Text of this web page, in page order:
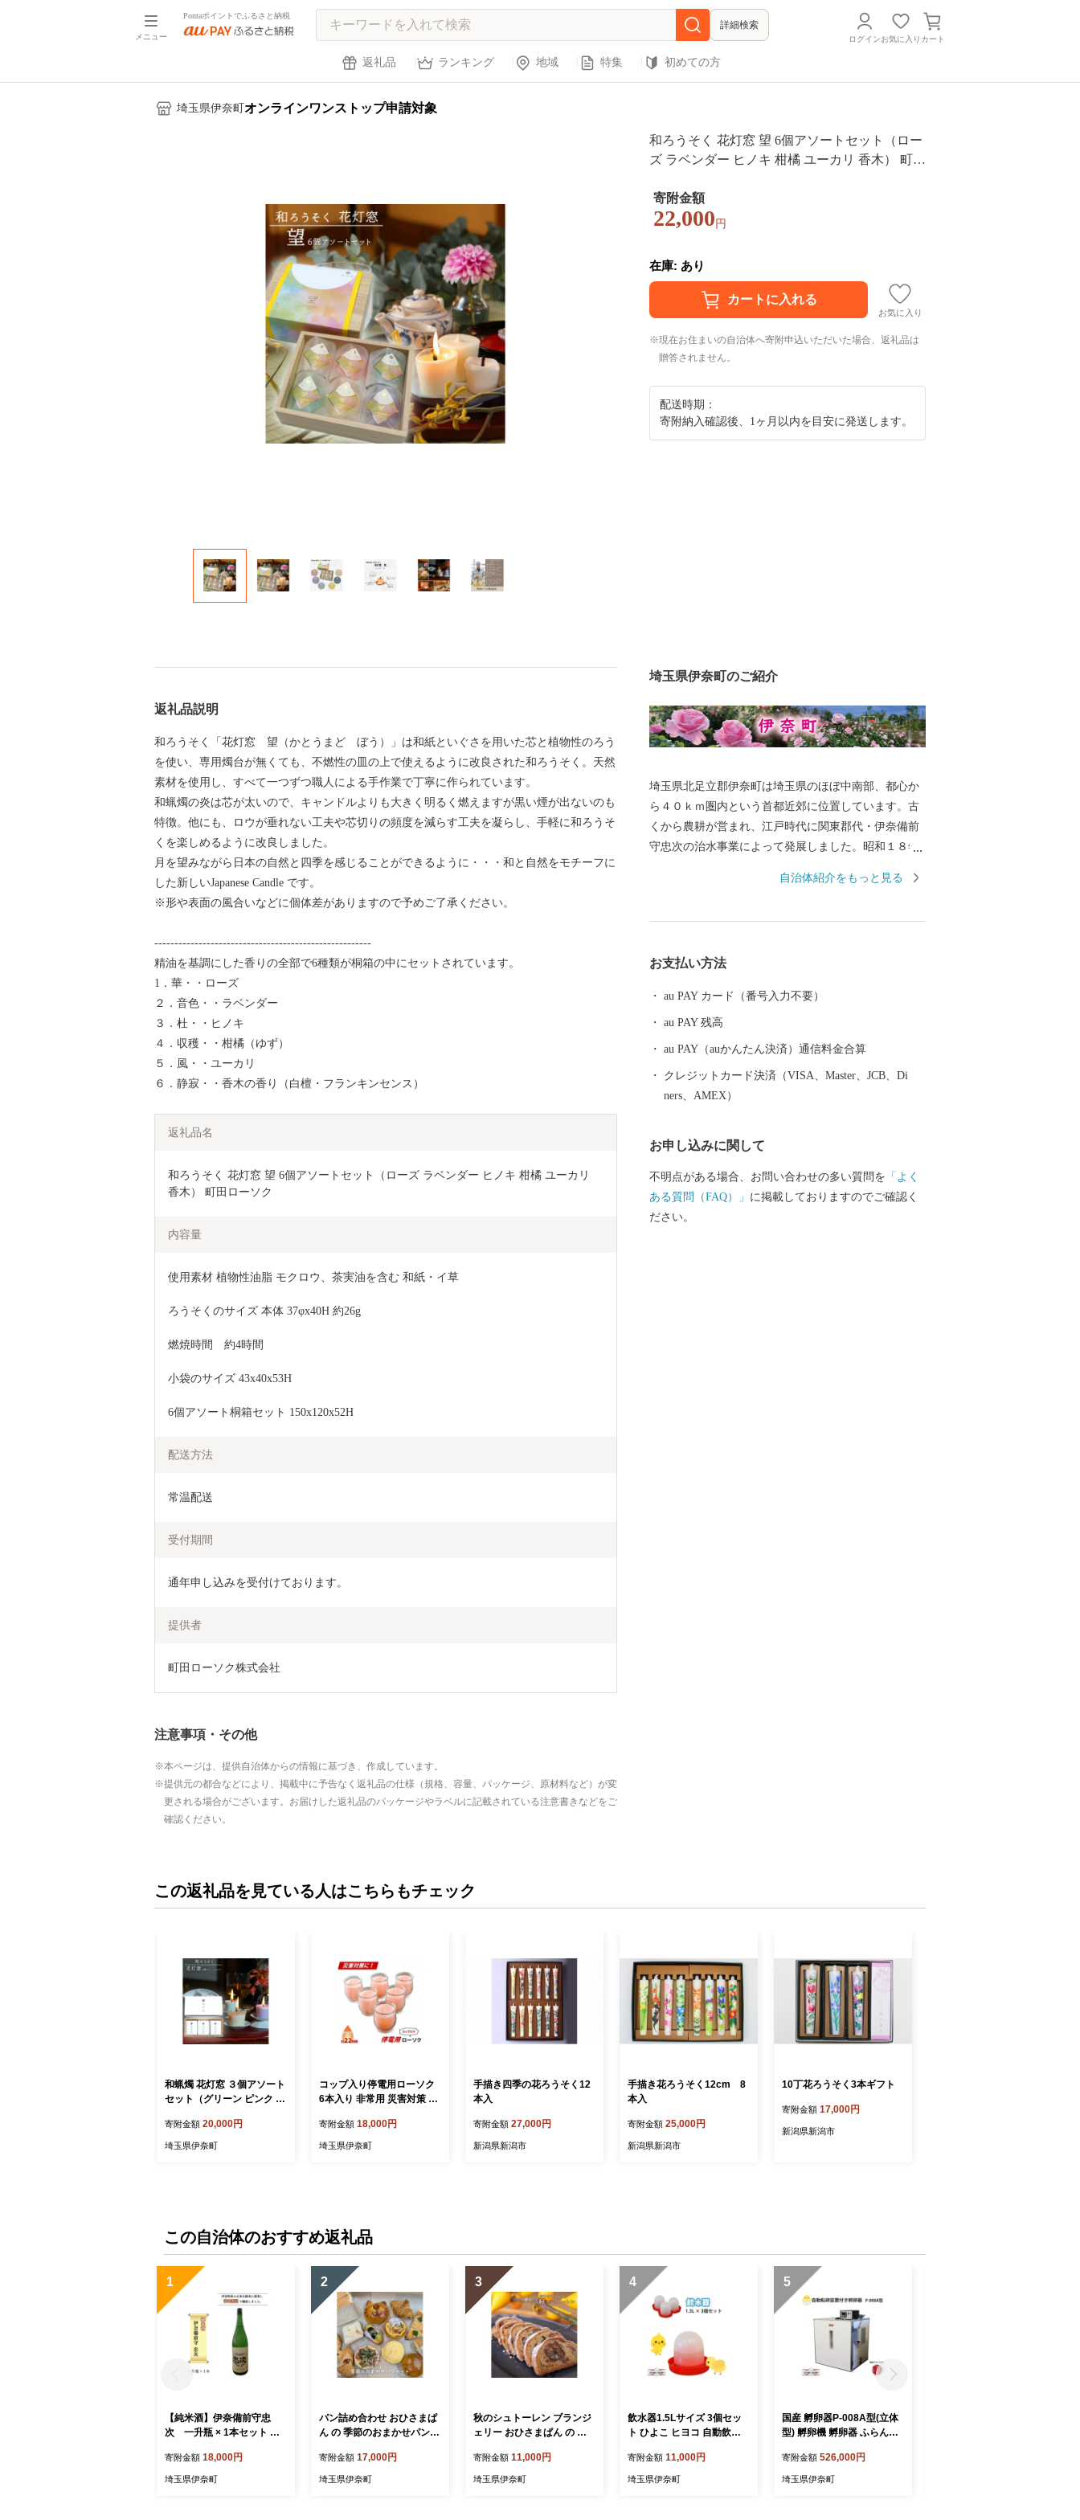
メニュー
Pontaポイントでふるさと納税
詳細検索
ログインお気に入り カート
返礼品 ランキング 地域 特集 初めての方
埼玉県伊奈町 オンラインワンストップ申請対象
和ろうそく 花灯窓 望 6個アソートセット（ロー
ズ ラベンダー ヒノキ 柑橘 ユーカリ 香木） 町田
寄附金額
22,000 円
在庫: あり
お気に入り
現在お住まいの自治体へ寄附申込いただいた場合、返礼品は
贈答されません。
配送時期：
寄附納入確認後、1ヶ月以内を目安に発送します。
返礼品説明
和ろうそく「花灯窓 望（かとうまど ぼう）」は和紙といぐさを用いた芯と植物性のろう
を使い、専用燭台が無くても、不燃性の皿の上で使えるように改良された和ろうそく。天然
素材を使用し、すべて一つずつ職人による手作業で丁寧に作られています。
和蝋燭の炎は芯が太いので、キャンドルよりも大きく明るく燃えますが黒い煙が出ないのも
特徴。他にも、ロウが垂れない工夫や芯切りの頻度を減らす工夫を凝らし、手軽に和ろうそ
くを楽しめるように改良しました。
月を望みながら日本の自然と四季を感じることができるように・・・和と自然をモチーフに
した新しいJapanese Candle です。
※形や表面の風合いなどに個体差がありますので予めご了承ください。
------------------------------------------------------
精油を基調にした香りの全部で6種類が桐箱の中にセットされています。
1．華・・ローズ
２．音色・・ラベンダー
３．杜・・ヒノキ
４．収穫・・柑橘（ゆず）
５．風・・ユーカリ
６．静寂・・香木の香り（白檀・フランキンセンス）
返礼品名
和ろうそく 花灯窓 望 6個アソートセット（ローズ ラベンダー ヒノキ 柑橘 ユーカリ
香木） 町田ローソク
内容量
使用素材 植物性油脂 モクロウ、茶実油を含む 和紙・イ草
ろうそくのサイズ 本体 37φx40H 約26g
燃焼時間　約4時間
小袋のサイズ 43x40x53H
6個アソート桐箱セット 150x120x52H
配送方法
常温配送
受付期間
通年申し込みを受付けております。
提供者
町田ローソク株式会社
注意事項・その他
本ページは、提供自治体からの情報に基づき、作成しています。
提供元の都合などにより、掲載中に予告なく返礼品の仕様（規格、容量、パッケージ、原材料など）が変
更される場合がございます。お届けした返礼品のパッケージやラベルに記載されている注意書きなどをご
確認ください。
埼玉県伊奈町のご紹介
埼玉県北足立郡伊奈町は埼玉県のほぼ中南部、都心か
ら４０ｋｍ圏内という首都近郊に位置しています。古
くから農耕が営まれ、江戸時代に関東郡代・伊奈備前
守忠次の治水事業によって発展しました。昭和１８年
奈村と命名。昭和４５年に伊奈町となり、埼玉新都市
自治体紹介をもっと見る
お支払い方法
au PAY カード（番号入力不要）
au PAY 残高
au PAY（auかんたん決済）通信料金合算
クレジットカード決済（VISA、Master、JCB、Di
ners、AMEX）
お申し込みに関して
不明点がある場合、お問い合わせの多い質問を 「よく
ある質問（FAQ）」 に掲載しておりますのでご確認く
ださい。
この返礼品を見ている人はこちらもチェック
和蝋燭 花灯窓 ３個アソート
セット（グリーン ピンク ア
ーソク
寄附金額 20,000円
埼玉県伊奈町
コップ入り停電用ローソク
6本入り 非常用 災害対策 ろ
寄附金額 18,000円
埼玉県伊奈町
手描き四季の花ろうそく12
本入
寄附金額 27,000円
新潟県新潟市
手描き花ろうそく12cm 8
本入
寄附金額 25,000円
新潟県新潟市
10丁花ろうそく3本ギフト
寄附金額 17,000円
新潟県新潟市
この自治体のおすすめ返礼品
1
【純米酒】伊奈備前守忠
次 一升瓶 × 1本セット 神
醸造 令和7年醸造
寄附金額 18,000円
埼玉県伊奈町
2
パン詰め合わせ おひさまぱ
ん の 季節のおまかせパンセ
ン好きのための パンセット
パン屋さんのパン詰め合わ
寄附金額 17,000円
埼玉県伊奈町
3
秋のシュトーレン ブランジ
ェリー おひさまぱん の シ
ピング ギフト プレゼント
ご褒美スイーツ 先行予約 20
寄附金額 11,000円
埼玉県伊奈町
4
飲水器1.5Lサイズ 3個セッ
ト ひよこ ヒヨコ 自動飲水
寄附金額 11,000円
埼玉県伊奈町
5
国産 孵卵器P-008A型(立体
型) 孵卵機 孵卵器 ふらんき
寄附金額 526,000円
埼玉県伊奈町